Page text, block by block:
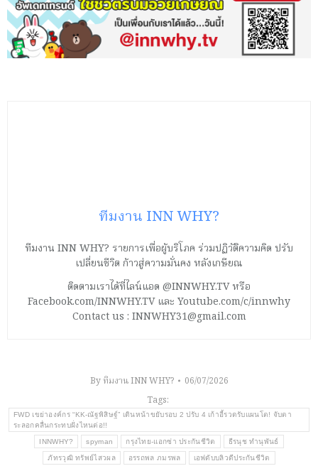
ทีมงาน INN WHY?
ทีมงาน INN WHY? รายการเพื่อผู้บริโภค ร่วมปฏิวัติความคิด ปรับ
เปลี่ยนชีวิต ก้าวสู่ความมั่นคง หลังเกษียณ
ติดตามเราได้ที่ไลน์แอด @INNWHY.TV หรือ
Facebook.com/INNWHY.TV และ Youtube.com/c/innwhy
Contact us : INNWHY31@gmail.com
Byทีมงาน INN WHY?
06/07/2026
Tags:
FWD เขย่าองค์กร “KK-ณัฐพิสิษฐ์” เดินหน้าขยับรอบ 2 ปรับ 4 เก้าอี้รวดรับแผนโต! จับตา
ระลอกคลื่นกระทบฝั่งไหนต่อ!!
INNWHY? spyman กรุงไทย-แอกซ่า ประกันชีวิต ธีรนุช ทำนุพันธ์
ภัทรวุฒิ ทรัพย์ไสวผล อรรถพล ภมรพล เอฟดับบลิวดีประกันชีวิต